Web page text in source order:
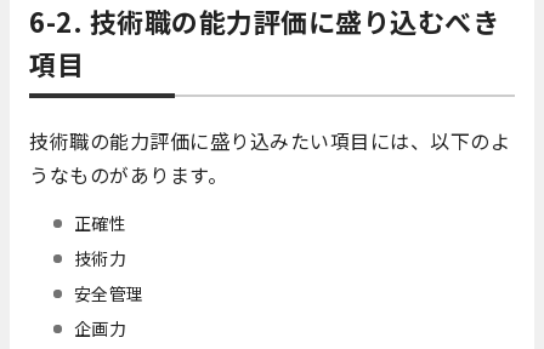
6-2. 技術職の能力評価に盛り込むべき
項目
技術職の能力評価に盛り込みたい項目には、以下のよ
うなものがあります。
正確性
技術力
安全管理
企画力